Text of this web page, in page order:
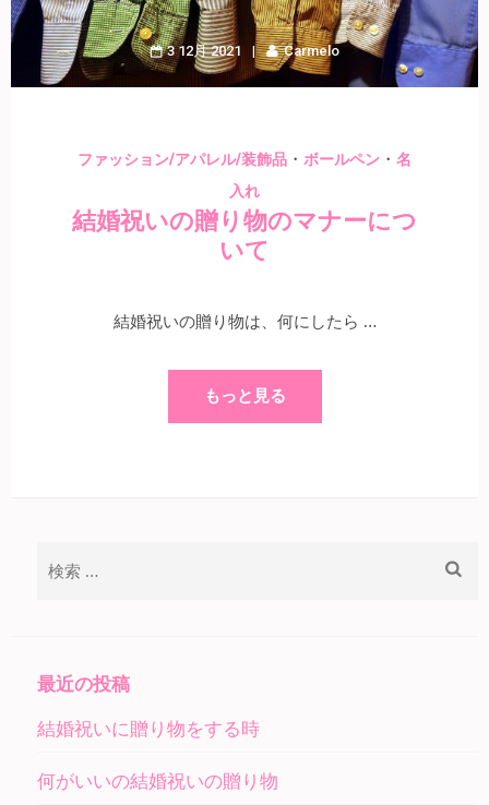
3 12月 2021 Carmelo
ファッション/アパレル/装飾品 ・ ボールペン ・ 名
入れ
結婚祝いの贈り物のマナーにつ
いて
結婚祝いの贈り物は、何にしたら …
もっと見る
最近の投稿
結婚祝いに贈り物をする時
何がいいの結婚祝いの贈り物